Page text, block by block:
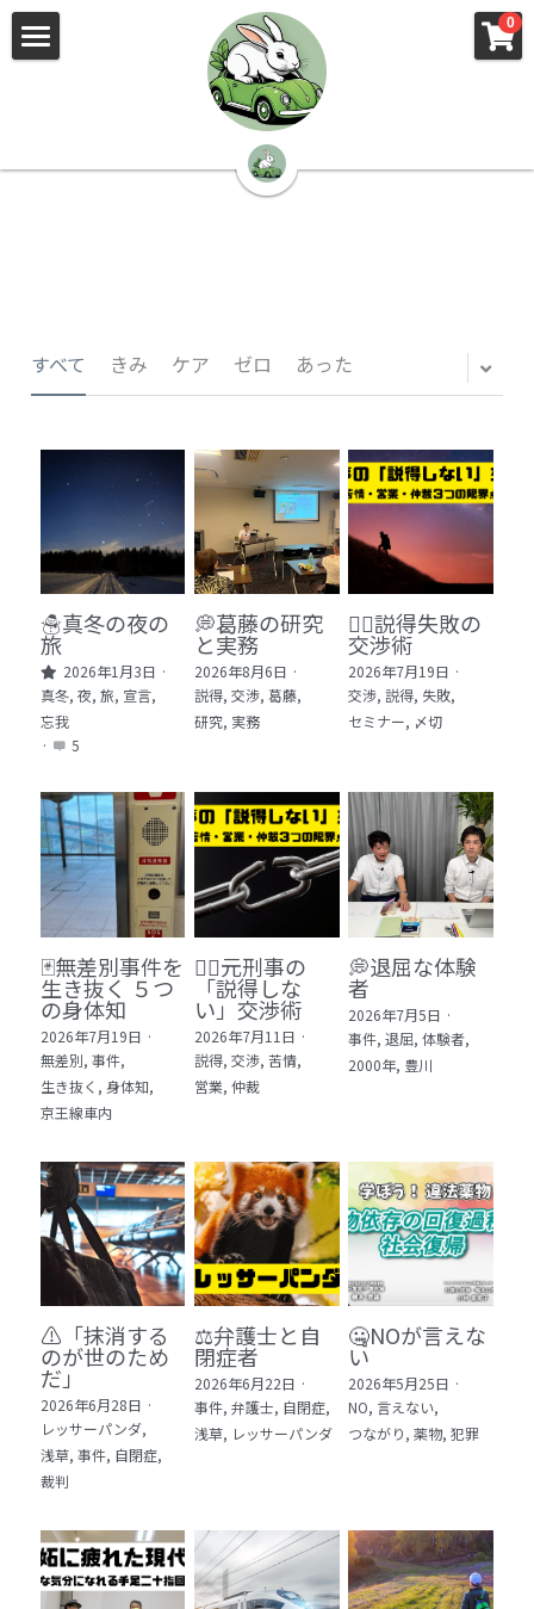
0
🌳株式会社 kibi🦉（トップ）
📰kibi log（ブログ）
🏢会社概要・プライバシーポリシー・プロフィ
📸Who am I?（プロフィール）
🏙️社員が防ぐ不正と犯罪
🙌自傷・他害・パニックは防げますか？
🏫社会福祉法人ぐらんま
🛒Learn More!（商品）
❓FAQ
📮ASK（無料読者登録 or 無料お問い合わせ）
📚 100冊の「本は飲み物」index
1 クレーム・犯罪・説得交渉 23冊
2 発達障害・精神疾患・ケア 29冊
3 身体知・非言語・情動 13冊
4 創作・芸術・神秘 30冊
5 教育・マネジメント・学修 20冊
6 セールス・マーケティング・ビジネスモデ
ル 21冊
7 ライフスタイル・防災・科学技術 12冊
8 アジア・歴史・未来予測 11冊
🎬Dramas(おすすめの小説・漫画・ドラマ・
映画)
ログイン/ 登録
検索
日本語
日本語
すべて きみ ケア ゼロ あった
☃️真冬の夜の
旅
2026年1月3日 ·
真冬, 夜, 旅, 宣言,
忘我
·
5
💭葛藤の研究
と実務
2026年8月6日 ·
説得, 交渉, 葛藤,
研究, 実務
🕵️‍♂️説得失敗の
交渉術
2026年7月19日 ·
交渉, 説得, 失敗,
セミナー, 〆切
🃏無差別事件を
生き抜く ５つ
の身体知
2026年7月19日 ·
無差別, 事件,
生き抜く, 身体知,
京王線車内
🙅‍♂️元刑事の
「説得しな
い」交渉術
2026年7月11日 ·
説得, 交渉, 苦情,
営業, 仲裁
💭退屈な体験
者
2026年7月5日 ·
事件, 退屈, 体験者,
2000年, 豊川
⚠️「抹消する
のが世のため
だ」​
2026年6月28日 ·
レッサーパンダ,
浅草, 事件, 自閉症,
裁判
⚖️弁護士と自
閉症者
2026年6月22日 ·
事件, 弁護士, 自閉症,
浅草, レッサーパンダ
🤐NOが言えな
い
2026年5月25日 ·
NO, 言えない,
つながり, 薬物, 犯罪
×
ストアカテゴリー
すべてのカテゴリー
×
ブログカテゴリー